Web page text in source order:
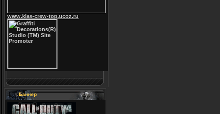
www.klas-crew-top.ucoz.ru
Баннер